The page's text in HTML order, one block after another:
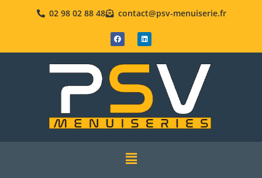
02 98 02 88 48 contact@psv-menuiserie.fr